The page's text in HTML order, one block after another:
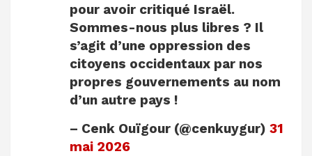
pour avoir critiqué Israël.
Sommes-nous plus libres ? Il
s’agit d’une oppression des
citoyens occidentaux par nos
propres gouvernements au nom
d’un autre pays !
– Cenk Ouïgour (@cenkuygur) 31
mai 2026